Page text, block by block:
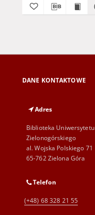
DANE KONTAKTOWE
Adres
Biblioteka Uniwersytetu
Zielonogórskiego
al. Wojska Polskiego 71
65-762 Zielona Góra
Telefon
(+48) 68 328 21 55